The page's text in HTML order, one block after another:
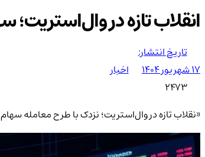
انقلاب تازه در
تاریخ انتشار:
۱۷ شهریور ۱۴۰۴
اخبار
2473
«نقلاب تازه در وال‌استریت؛ نزدک با طرح معامله